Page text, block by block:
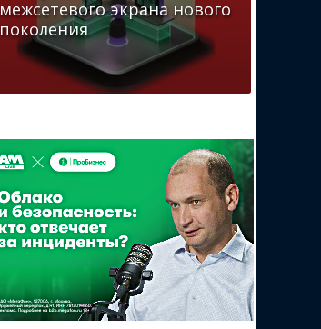
межсетевого экрана нового
поколения